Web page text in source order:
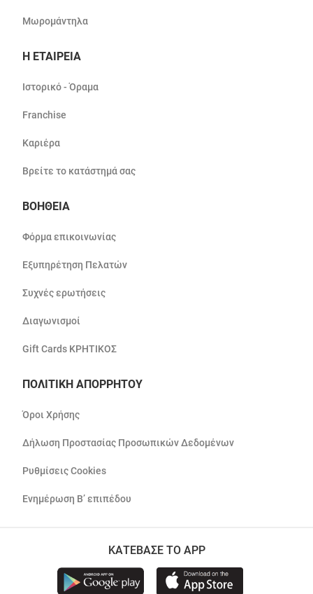
Μωρομάντηλα
Η ΕΤΑΙΡΕΙΑ
Ιστορικό - Όραμα
Franchise
Καριέρα
Βρείτε το κατάστημά σας
ΒΟΗΘΕΙΑ
Φόρμα επικοινωνίας
Εξυπηρέτηση Πελατών
Συχνές ερωτήσεις
Διαγωνισμοί
Gift Cards ΚΡΗΤΙΚΟΣ
ΠΟΛΙΤΙΚΗ ΑΠΟΡΡΗΤΟΥ
Όροι Χρήσης
Δήλωση Προστασίας Προσωπικών Δεδομένων
Ρυθμίσεις Cookies
Ενημέρωση Β’ επιπέδου
ΚΑΤΕΒΑΣΕ ΤΟ APP